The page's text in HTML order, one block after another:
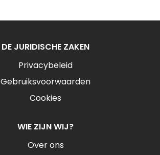
DE JURIDISCHE ZAKEN
Privacybeleid
Gebruiksvoorwaarden
Cookies
WIE ZIJN WIJ?
Over ons